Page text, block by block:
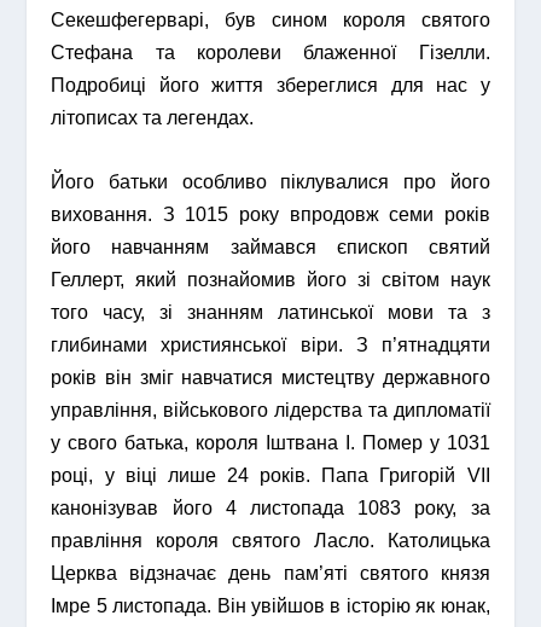
Секешфегерварі, був сином короля святого
Стефана та королеви блаженної Гізелли.
Подробиці його життя збереглися для нас у
літописах та легендах.
Його батьки особливо піклувалися про його
виховання. З 1015 року впродовж семи років
його навчанням займався єпископ святий
Геллерт, який познайомив його зі світом наук
того часу, зі знанням латинської мови та з
глибинами християнської віри. З п’ятнадцяти
років він зміг навчатися мистецтву державного
управління, військового лідерства та дипломатії
у свого батька, короля Іштвана I. Помер у 1031
році, у віці лише 24 років. Папа Григорій VII
канонізував його 4 листопада 1083 року, за
правління короля святого Ласло. Католицька
Церква відзначає день пам’яті святого князя
Імре 5 листопада. Він увійшов в історію як юнак,